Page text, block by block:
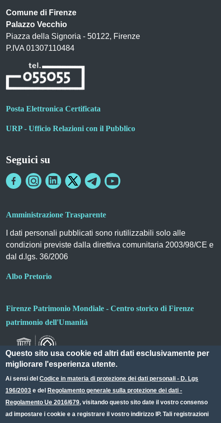
Comune di Firenze
Palazzo Vecchio
Piazza della Signoria - 50122, Firenze
P.IVA 01307110484
Posta Elettronica Certificata
URP - Ufficio Relazioni con il Pubblico
Seguici su
Amministrazione Trasparente
I dati personali pubblicati sono riutilizzabili solo alle
condizioni previste dalla direttiva comunitaria 2003/98/CE e
dal d.lgs. 36/2006
Albo Pretorio
Firenze Patrimonio Mondiale - Centro storico di Firenze
patrimonio dell'Umanità
Small prints
Useful links section
Redazione web
Questo sito usa cookie ed altri dati esclusivamente per
migliorare l'esperienza utente.
Ai sensi delCodice in materia di protezione dei dati personali - D. Lgs
196/2003 e del Regolamento generale sulla protezione dei dati -
Regolamento Ue 2016/679, visitando questo sito date il vostro consenso
ad impostare i cookie e a registrare il vostro indirizzo IP. Tali registrazioni